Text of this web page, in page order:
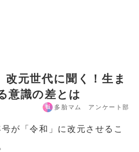
改元世代に聞く！生ま
意識の差とは
多胎マム アンケート部
が「令和」に改元させるこ